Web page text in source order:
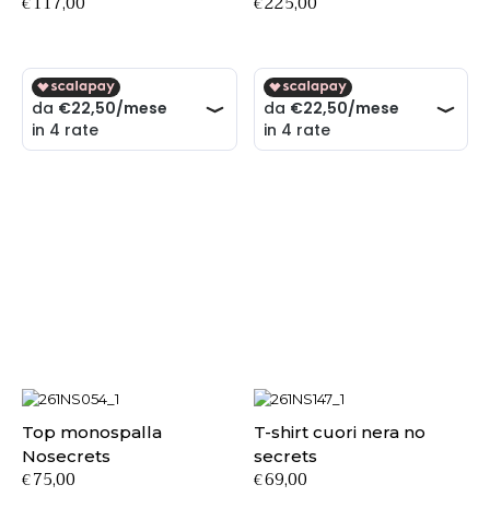
Top monospalla
Nosecrets
€75,00
T-shirt cuori nera no
secrets
€69,00